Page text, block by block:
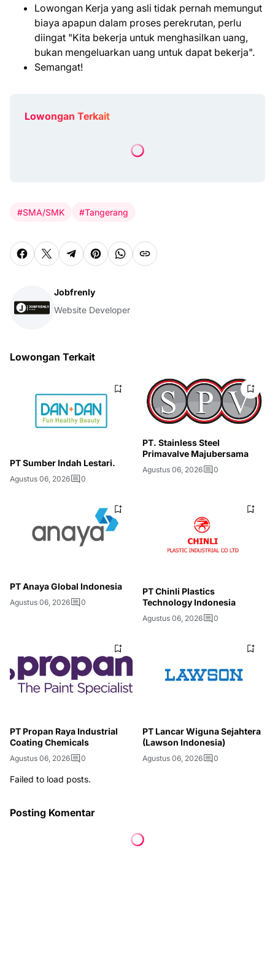
Lowongan Kerja yang asli tidak pernah memungut
biaya apapun dalam proses perekrutan, perlu
diingat "Kita bekerja untuk menghasilkan uang,
bukan mengeluarkan uang untuk dapat bekerja".
Semangat!
Lowongan Terkait
#SMA/SMK #Tangerang
Jobfrenly
Website Developer
Lowongan Terkait
PT Sumber Indah Lestari.
Agustus 06, 2026 0
PT. Stainless Steel
Primavalve Majubersama
Agustus 06, 2026 0
PT Anaya Global Indonesia
Agustus 06, 2026 0
PT Chinli Plastics
Technology Indonesia
Agustus 06, 2026 0
PT Propan Raya Industrial
Coating Chemicals
Agustus 06, 2026 0
PT Lancar Wiguna Sejahtera
(Lawson Indonesia)
Agustus 06, 2026 0
Failed to load posts.
Posting Komentar